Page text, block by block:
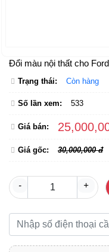
Đổi màu nội thất cho
Trạng thái: Còn hàng
Số lần xem: 533
Giá bán:
Giá gốc: 30,000,000 đ
- +